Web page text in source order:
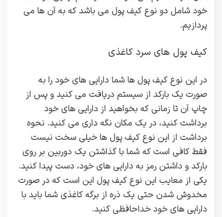
خود شامل دو نوع کیف پول می باشد که به آن ها می
پردازیم.
کیف پول های سرد کاغذی
در این نوع کیف پول ها شما دارایی های خود را به
صورت یک بارکد از سیستم دریافت می کنید و پس از
چاپ آن تا زمانی که بخواهید از دارایی‌ های خود
برداشت کنید، در یک مکان نگه داری می کنید. نحوه
برداشت از این نوع کیف پول ها خیلی سخت نیست
فقط کافی است که شما با گذاشتن یک دوربین بر روی
بارکد و داشتن رمز به دارایی های خود، دست پیدا کنید‌.
یکی از معایب این نوع کیف پول این است که در صورت
مخدوش شدن حتی یک ذره از برگه کاغذی شما باید با
دارایی های خود خداحافظی کنید.